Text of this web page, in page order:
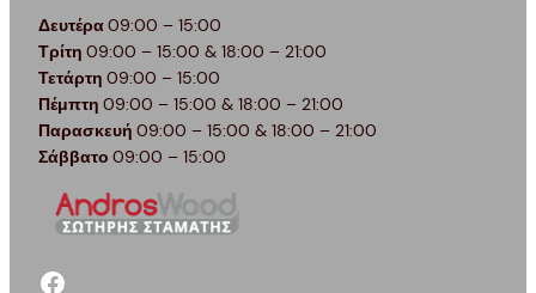
Δευτέρα09:00 – 15:00
Τρίτη 09:00 – 15:00 & 18:00 – 21:00
Τετάρτη 09:00 – 15:00
Πέμπτη 09:00 – 15:00 & 18:00 – 21:00
Παρασκευή 09:00 – 15:00 & 18:00 – 21:00
Σάββατο 09:00 – 15:00
facebook